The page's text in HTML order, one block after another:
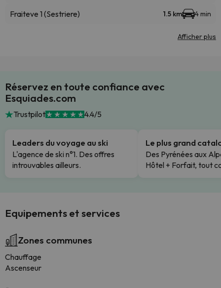
Fraiteve 1 (Sestriere) 1.5 km 4 min
Afficher plus
Réservez en toute confiance avec
Esquiades.com
Trustpilot 4.4/5
Leaders du voyage au ski
L'agence de ski n°1. Des offres
introuvables ailleurs.
Le plus grand
Des Pyrénées aux
Hôtel + Forfait, tout
Equipements et services
Zones communes
Chauffage
Ascenseur